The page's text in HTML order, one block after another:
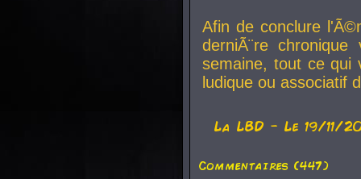
Afin de conclure
derniÃ¨re
semaine, tout ce qui
ludique ou associatif
La LBD - Le 19/11/
Commentaires (447)